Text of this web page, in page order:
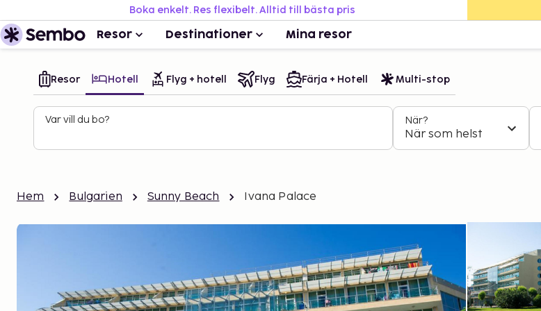
Boka enkelt. Res flexibelt. Alltid till bästa pris
Resor Destinationer Mina resor
Resor Hotell Flyg + hotell Flyg Färja + Hotell Multi-stop
Var vill du bo? När?
När som helst
Hem Bulgarien Sunny Beach Ivana Palace